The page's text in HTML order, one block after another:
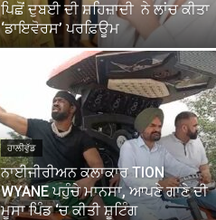
ਪਿਛੋਂ ਦੁਬਈ ਦੀ ਸ਼ਹਿਜ਼ਾਦੀ ਨੇ ਲਾਂਚ ਕੀਤਾ
‘ਡਾਇਵੋਰਸ’ ਪਰਫ਼ਿਊਮ
ਹਾਲੀਵੁੱਡ
ਨਾਈਜੀਰੀਅਨ ਕਲਾਕਾਰ TION
WYANE ਪਹੁੰਚੇ ਮਾਨਸਾ, ਆਪਣੇ ਗਾਣੇ ਦੀ
ਮੂਸਾ ਪਿੰਡ ‘ਚ ਕੀਤੀ ਸ਼ੂਟਿੰਗ